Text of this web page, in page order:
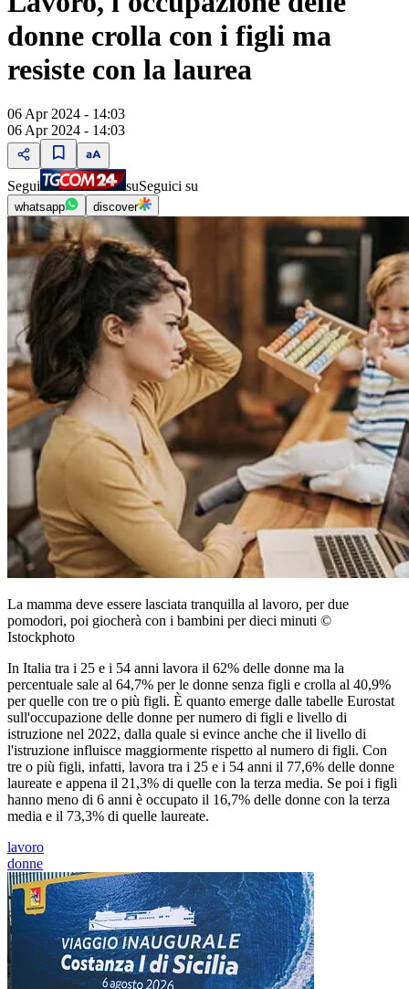
donne crolla con i figli ma
resiste con la laurea
06 Apr 2024 - 14:03
06 Apr 2024 - 14:03
Segui suSeguici su
whatsapp discover
La mamma deve essere lasciata tranquilla al lavoro, per due
pomodori, poi giocherà con i bambini per dieci minuti ©
Istockphoto
In Italia tra i 25 e i 54 anni lavora il 62% delle donne ma la
percentuale sale al 64,7% per le donne senza figli e crolla al 40,9%
per quelle con tre o più figli. È quanto emerge dalle tabelle Eurostat
sull'occupazione delle donne per numero di figli e livello di
istruzione nel 2022, dalla quale si evince anche che il livello di
l'istruzione influisce maggiormente rispetto al numero di figli. Con
tre o più figli, infatti, lavora tra i 25 e i 54 anni il 77,6% delle donne
laureate e appena il 21,3% di quelle con la terza media. Se poi i figli
hanno meno di 6 anni è occupato il 16,7% delle donne con la terza
media e il 73,3% di quelle laureate.
lavoro
donne